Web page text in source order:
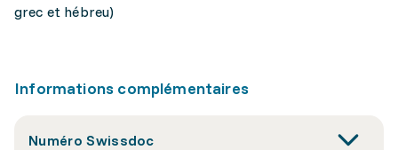
grec et hébreu)
Informations complémentaires
Numéro Swissdoc